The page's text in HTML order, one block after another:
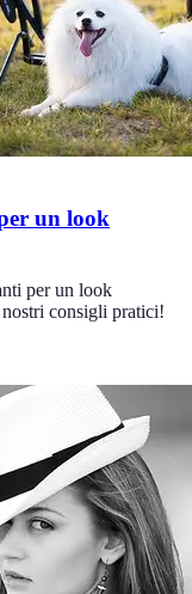
un look
per un look
consigli pratici!